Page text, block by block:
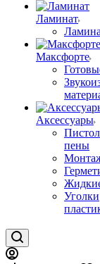
Ламинат
Максфорте
Аксессуары
пены
Уголки